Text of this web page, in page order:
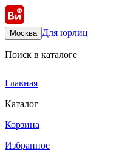
Москва Для юрлиц
Поиск в каталоге
Главная
Каталог
Корзина
Избранное